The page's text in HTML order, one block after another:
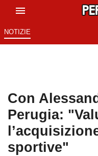
NOTIZIE
Con
Perugia:
sportive"